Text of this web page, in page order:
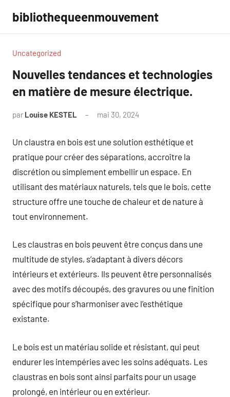
contenu
bibliothequeenmouvement
Uncategorized
Nouvelles tendances et technologies
en matière de mesure électrique.
par Louise KESTEL mai 30, 2024
Un claustra en bois est une solution esthétique et
pratique pour créer des séparations, accroître la
discrétion ou simplement embellir un espace. En
utilisant des matériaux naturels, tels que le bois, cette
structure offre une touche de chaleur et de nature à
tout environnement.
Les claustras en bois peuvent être conçus dans une
multitude de styles, s’adaptant à divers décors
intérieurs et extérieurs. Ils peuvent être personnalisés
avec des motifs découpés, des gravures ou une finition
spécifique pour s’harmoniser avec l’esthétique
existante.
Le bois est un matériau solide et résistant, qui peut
endurer les intempéries avec les soins adéquats. Les
claustras en bois sont ainsi parfaits pour un usage
prolongé, en intérieur ou en extérieur.